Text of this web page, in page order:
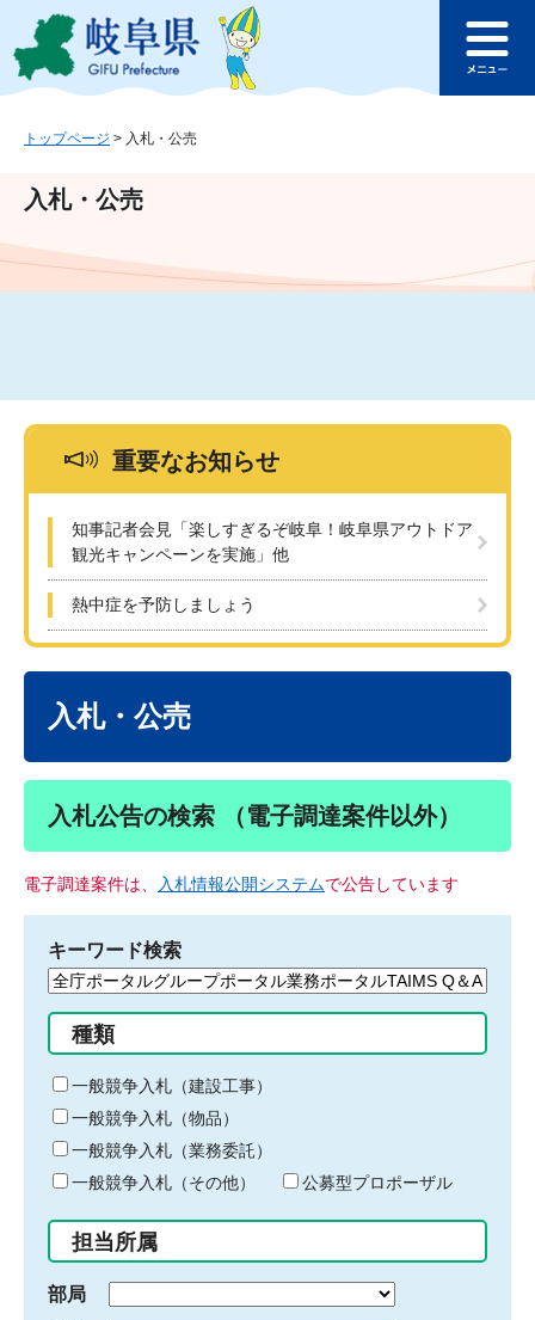
ジ
ュ
文
このページの本文へ
ュ
トップページ > 入札・公売
入札・公売
重要なお知らせ
知事記者会見「楽しすぎるぞ岐阜！岐阜県アウトドア
観光キャンペーンを実施」他
熱中症を予防しましょう
入札・公売
入札公告の検索 （電子調達案件以外）
電子調達案件は、 入札情報公開システムで公告しています
キーワード検索
検
る
キ
ー
ワ
ー
ド
入
力
種類
一般競争入札（建設工事）
一般競争入札（物品）
一般競争入札（業務委託）
一般競争入札（その他）
公募型プロポーザル
担当所属
部局